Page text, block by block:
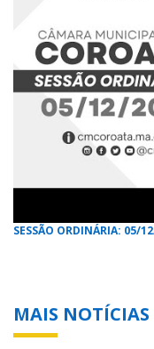
SESSÃO ORDINÁRIA: 05/
MAIS NOTÍCIAS